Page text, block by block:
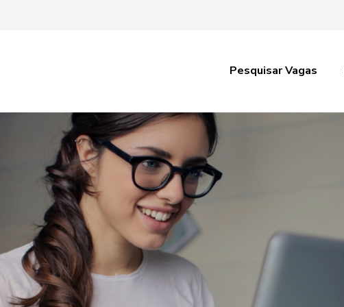
Pesquisar Vagas